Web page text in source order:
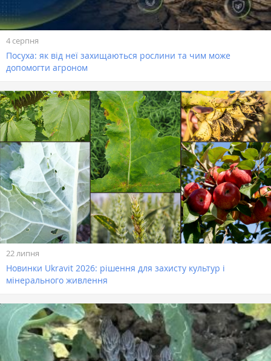
4 серпня
Посуха: як від неї захищаються рослини та чим може
допомогти агроном
22 липня
Новинки Ukravit 2026: рішення для захисту культур і
мінерального живлення